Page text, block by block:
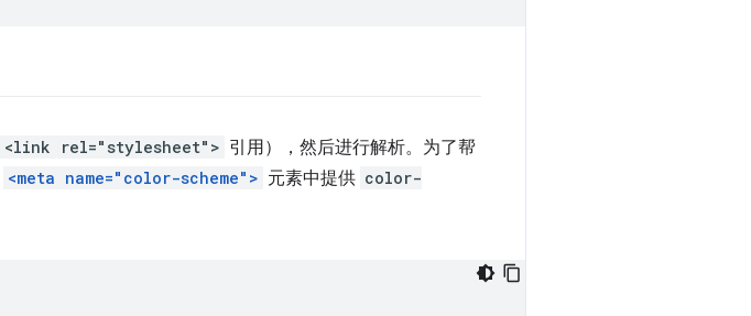
<link rel="stylesheet"> 引用），然后进行解析。为了帮
<meta name="color-scheme"> 元素中提供 color-